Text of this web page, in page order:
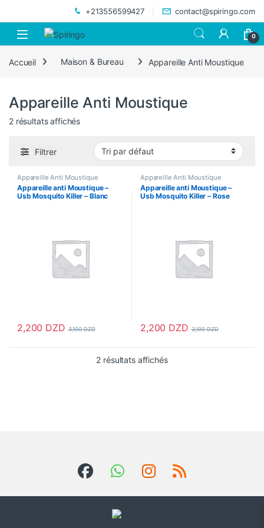
+213556599427 contact@spiringo.com
0
Accueil Maison & Bureau Appareille Anti Moustique
Appareille Anti Moustique
2 résultats affichés
Filtrer
Appareille Anti Moustique
Appareille anti Moustique –
Usb Mosquito Killer – Blanc
2,200 DZD 3,100DZD
Appareille Anti Moustique
Appareille anti Moustique –
Usb Mosquito Killer – Rose
2,200 DZD 3,100DZD
2 résultats affichés